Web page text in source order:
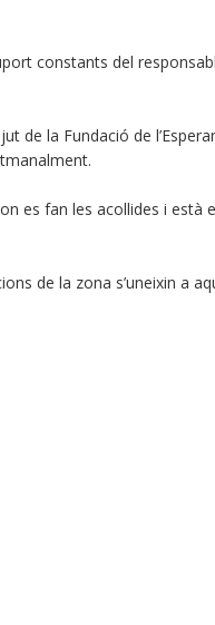
constants del
de la Fundació de
es fan les acollides i està
de la zona s’uneixin a